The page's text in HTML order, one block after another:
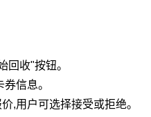
回收"按钮。
信息。
,用户可选择接受或拒绝。